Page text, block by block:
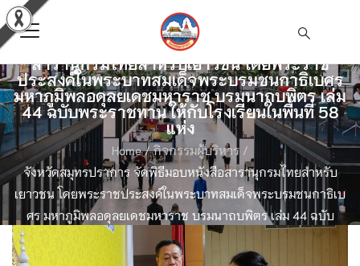
จังหวัดสมุทรปราการ จัดพิธีมอบหนังสือ
สารานุกรมไทยสำหรับเยาวชน โดยพระราช
ประสงค์ในพระบาทสมเด็จพระบรมชนกาธิเบศร
มหาภูมิพลอดุลยเดชมหาราช บรมนาถบพิตร เล่ม
44 ฉบับพระราชทาน ให้กับโรงเรียนในพื้นที่ 58
แห่ง
Home/ กิจกรรมผู้บริหาร /
จังหวัดสมุทรปราการ จัดพิธีมอบหนังสือสารานุกรมไทยสำหรับ
เยาวชน โดยพระราชประสงค์ในพระบาทสมเด็จพระบรมชนกาธิเบ
ศร มหาภูมิพลอดุลยเดชมหาราช บรมนาถบพิตร เล่ม 44 ฉบับ
พระราชทาน ให้กับโรงเรียนในพื้นที่ 58 แห่ง